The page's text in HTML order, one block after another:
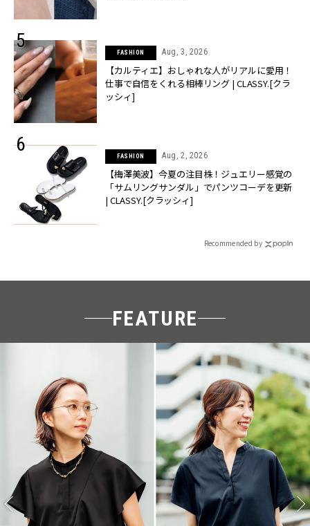
FASHION Aug, 3, 2026
【カルティエ】おしゃれな人がリアルに愛用！
仕事で自信をくれる相棒リング | CLASSY.[クラ
ッシィ]
FASHION Aug, 2, 2026
【梅澤美波】今夏の注目株！ジュエリー感覚の
「サムリングサンダル」でパンツコーデを更新
| CLASSY.[クラッシィ]
Recommended by
FEATURE